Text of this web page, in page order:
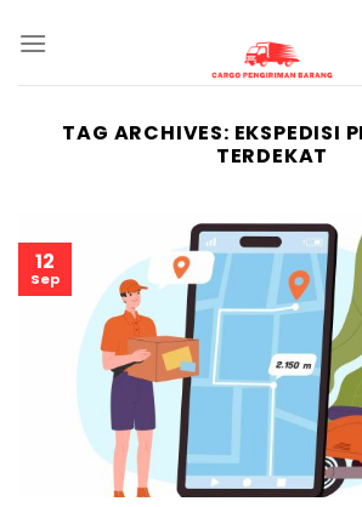
TAG ARCHIVES: EKSPEDISI
TERDEKAT
12
Sep